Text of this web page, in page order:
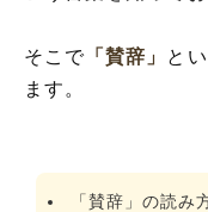
そこで 「賛辞」 と
ます。
「賛辞」の読み